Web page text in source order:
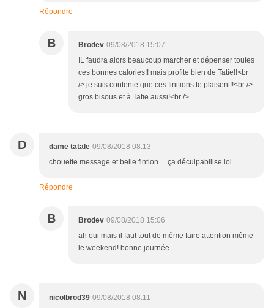
Répondre
B Brodev 09/08/2018 15:07
IL faudra alors beaucoup marcher et dépenser toutes
ces bonnes calories!! mais profite bien de Tatie!!<br
/> je suis contente que ces finitions te plaisent!!<br />
gros bisous et à Tatie aussi!<br />
D dame tatale 09/08/2018 08:13
chouette message et belle fintion.....ça déculpabilise lol
Répondre
B Brodev 09/08/2018 15:06
ah oui mais il faut tout de même faire attention même
le weekend! bonne journée
N nicolbrod39 09/08/2018 08:11